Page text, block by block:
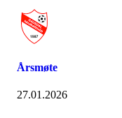
Årsmøte
27.01.2026